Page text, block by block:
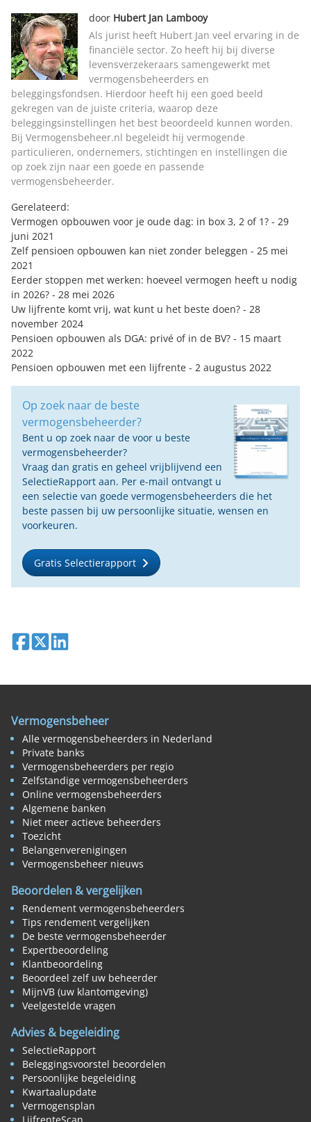
door Hubert Jan Lambooy
Als jurist heeft Hubert Jan veel ervaring in de
financiële sector. Zo heeft hij bij diverse
levensverzekeraars samengewerkt met
vermogensbeheerders en
beleggingsfondsen. Hierdoor heeft hij een goed beeld
gekregen van de juiste criteria, waarop deze
beleggingsinstellingen het best beoordeeld kunnen worden.
Bij Vermogensbeheer.nl begeleidt hij vermogende
particulieren, ondernemers, stichtingen en instellingen die
op zoek zijn naar een goede en passende
vermogensbeheerder.
Gerelateerd:
Vermogen opbouwen voor je oude dag: in box 3, 2 of 1? - 29
juni 2021
Zelf pensioen opbouwen kan niet zonder beleggen - 25 mei
2021
Eerder stoppen met werken: hoeveel vermogen heeft u nodig
in 2026? - 28 mei 2026
Uw lijfrente komt vrij, wat kunt u het beste doen? - 28
november 2024
Pensioen opbouwen als DGA: privé of in de BV? - 15 maart
2022
Pensioen opbouwen met een lijfrente - 2 augustus 2022
Op zoek naar de beste
vermogensbeheerder?
Bent u op zoek naar de voor u beste
vermogensbeheerder?
Vraag dan gratis en geheel vrijblijvend een
SelectieRapport aan. Per e-mail ontvangt u
een selectie van goede vermogensbeheerders die het
beste passen bij uw persoonlijke situatie, wensen en
voorkeuren.
Gratis Selectierapport
Deel op Facebook
Deel op XDeel op LinkedIn
Vermogensbeheer
Alle vermogensbeheerders in Nederland
Private banks
Vermogensbeheerders per regio
Zelfstandige vermogensbeheerders
Online vermogensbeheerders
Algemene banken
Niet meer actieve beheerders
Toezicht
Belangenverenigingen
Vermogensbeheer nieuws
Beoordelen & vergelijken
Rendement vermogensbeheerders
Tips rendement vergelijken
De beste vermogensbeheerder
Expertbeoordeling
Klantbeoordeling
Beoordeel zelf uw beheerder
MijnVB (uw klantomgeving)
Veelgestelde vragen
Advies & begeleiding
SelectieRapport
Beleggingsvoorstel beoordelen
Persoonlijke begeleiding
Kwartaalupdate
Vermogensplan